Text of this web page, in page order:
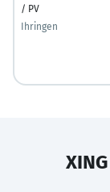
/ PV
Ihringen